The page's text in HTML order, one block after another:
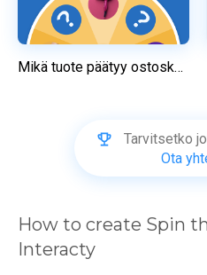
Mikä tuote päätyy ostoskoriisi?
Tarvitsetko
Ota
How to create Spin
Interacty